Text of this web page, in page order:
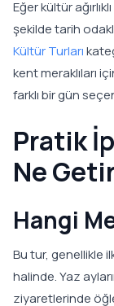
Eğer kültür
şekilde tarih
Kültür Turları
kent meraklıları
farklı bir gün
Pratik
Ne
Hangi
Bu tur, genellikle
halinde. Yaz
ziyaretlerinde